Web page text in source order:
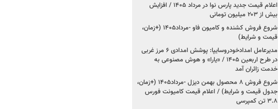
اعلام قیمت جدید پارس نوا در مرداد ۱۴۰۵ / افزایش
بیش از ۲۰۳ میلیون تومانی
شروع فروش کشنده و کامیون فاو -مرداد۱۴۰۵ (+زمان،
قیمت و شرایط)
مدیرعامل امدادخودروسایپا: پوشش امدادی ۶ مرز غربی
در طرح اربعین ۱۴۰۵ / «یارا» و هوش مصنوعی به
خدمت زائران آمد
شروع فروش ۸ محصول بهمن دیزل -مرداد۱۴۰۵ (+زمان،
جدول قیمت و شرایط) / اعلام قیمت کامیونت فورس
۳.۸ تن کمپرسی